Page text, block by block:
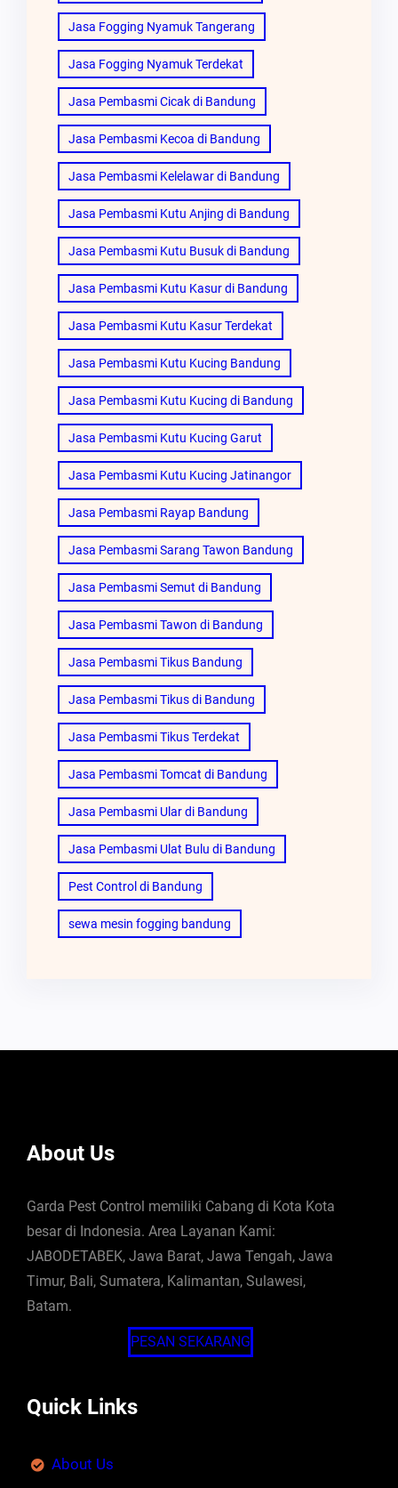
Jasa Fogging Nyamuk Tangerang
Jasa Fogging Nyamuk Terdekat
Jasa Pembasmi Cicak di Bandung
Jasa Pembasmi Kecoa di Bandung
Jasa Pembasmi Kelelawar di Bandung
Jasa Pembasmi Kutu Anjing di Bandung
Jasa Pembasmi Kutu Busuk di Bandung
Jasa Pembasmi Kutu Kasur di Bandung
Jasa Pembasmi Kutu Kasur Terdekat
Jasa Pembasmi Kutu Kucing Bandung
Jasa Pembasmi Kutu Kucing di Bandung
Jasa Pembasmi Kutu Kucing Garut
Jasa Pembasmi Kutu Kucing Jatinangor
Jasa Pembasmi Rayap Bandung
Jasa Pembasmi Sarang Tawon Bandung
Jasa Pembasmi Semut di Bandung
Jasa Pembasmi Tawon di Bandung
Jasa Pembasmi Tikus Bandung
Jasa Pembasmi Tikus di Bandung
Jasa Pembasmi Tikus Terdekat
Jasa Pembasmi Tomcat di Bandung
Jasa Pembasmi Ular di Bandung
Jasa Pembasmi Ulat Bulu di Bandung
Pest Control di Bandung
sewa mesin fogging bandung
About Us
Garda Pest Control memiliki Cabang di Kota Kota
besar di Indonesia. Area Layanan Kami:
JABODETABEK, Jawa Barat, Jawa Tengah, Jawa
Timur, Bali, Sumatera, Kalimantan, Sulawesi,
Batam.
PESAN SEKARANG
Quick Links
About Us